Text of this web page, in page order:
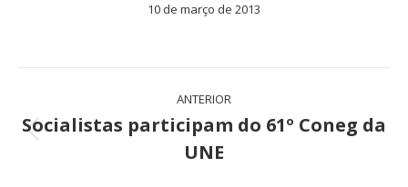
10 de março de 2013
Navegação
de
ANTERIOR
Post
anterior:
Socialistas participam do 61º Coneg da
UNE